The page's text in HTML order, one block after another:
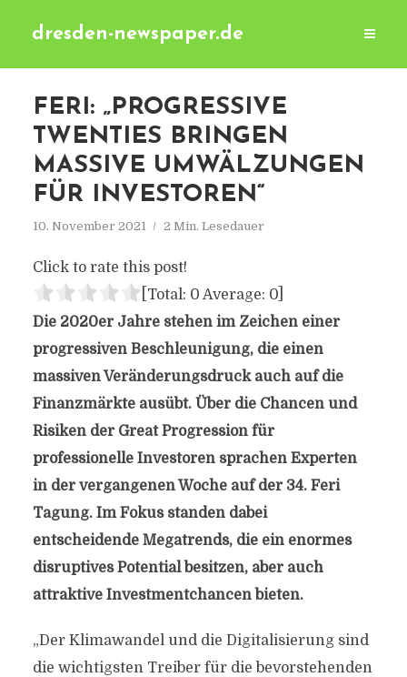
dresden-newspaper.de
FERI: „PROGRESSIVE
TWENTIES BRINGEN
MASSIVE UMWÄLZUNGEN
FÜR INVESTOREN“
10. November 2021 2 Min. Lesedauer
Click to rate this post!
[Total: 0 Average: 0]
Die 2020er Jahre stehen im Zeichen einer
progressiven Beschleunigung, die einen
massiven Veränderungsdruck auch auf die
Finanzmärkte ausübt. Über die Chancen und
Risiken der Great Progression für
professionelle Investoren sprachen Experten
in der vergangenen Woche auf der 34. Feri
Tagung. Im Fokus standen dabei
entscheidende Megatrends, die ein enormes
disruptives Potential besitzen, aber auch
attraktive Investmentchancen bieten.
„Der Klimawandel und die Digitalisierung sind
die wichtigsten Treiber für die bevorstehenden